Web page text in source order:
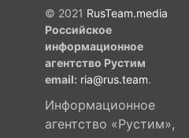
© 2021 RusTeam.media
Российское
информационное
агентство Рустим
email: ria@rus.team.
Информационное
агентство «Рустим»,